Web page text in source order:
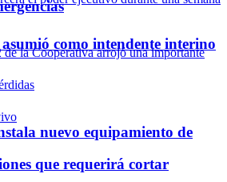
nuevo equipamiento de
que requerirá cortar
como intendente interino